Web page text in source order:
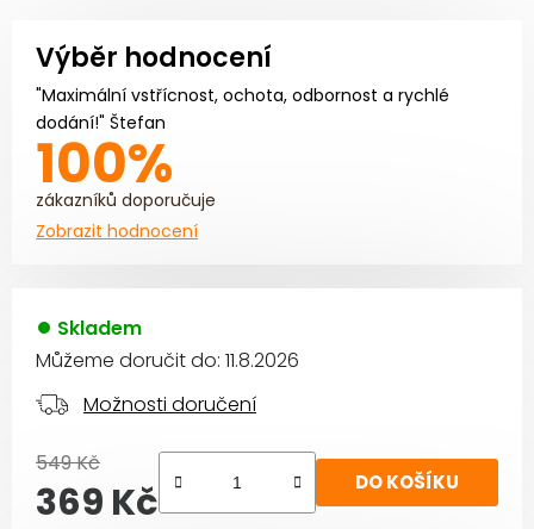
Výběr hodnocení
"Maximální vstřícnost, ochota, odbornost a rychlé
dodání!" Štefan
100%
zákazníků doporučuje
Zobrazit hodnocení
Skladem
Můžeme doručit do: 11.8.2026
Možnosti doručení
549 Kč
369 Kč DO KOŠÍKU